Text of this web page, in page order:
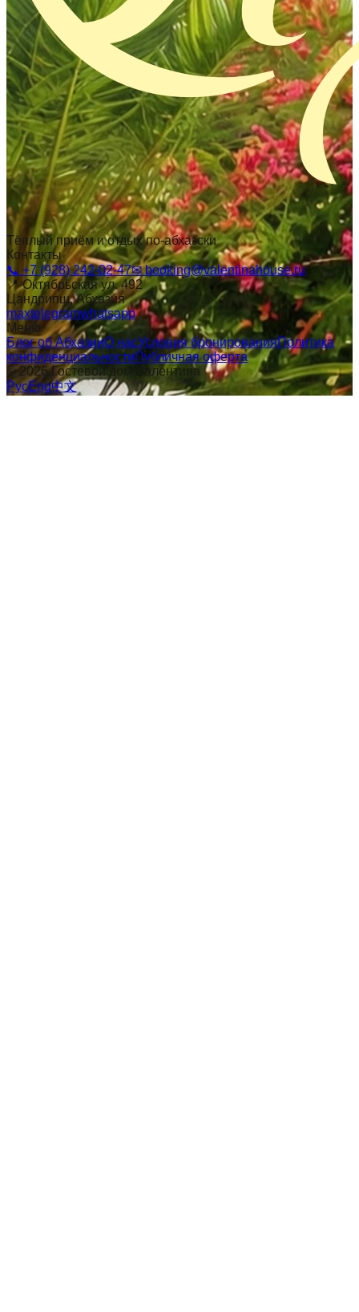
Тёплый приём и отдых по-абхазски
Контакты
📞 +7 (928) 242-02-47✉booking@valentinahouse.ru
📍Октябрьская ул. 492
Цандрипш, Абхазия
maxtelegramwhatsapp
Меню
Блог об АбхазииО насУсловия бронированияПолитика
конфиденциальностиПубличная оферта
©2026 Гостевой дом Валентина
РусEng中文